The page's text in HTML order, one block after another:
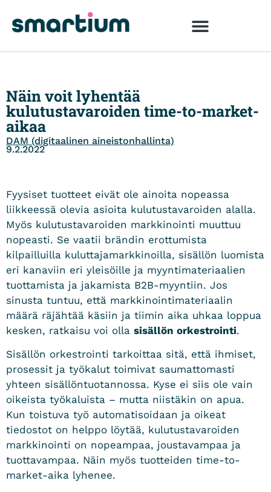
Näin voit lyhentää
kulutustavaroiden time-to-market-
aikaa
DAM (digitaalinen aineistonhallinta)
9.2.2022
Fyysiset tuotteet eivät ole ainoita nopeassa
liikkeessä olevia asioita kulutustavaroiden alalla.
Myös kulutustavaroiden markkinointi muuttuu
nopeasti. Se vaatii brändin erottumista
kilpailluilla kuluttajamarkkinoilla, sisällön luomista
eri kanaviin eri yleisöille ja myyntimateriaalien
tuottamista ja jakamista B2B-myyntiin. Jos
sinusta tuntuu, että markkinointimateriaalin
määrä räjähtää käsiin ja tiimin aika uhkaa loppua
kesken, ratkaisu voi olla sisällön orkestrointi.
Sisällön orkestrointi tarkoittaa sitä, että ihmiset,
prosessit ja työkalut toimivat saumattomasti
yhteen sisällöntuotannossa. Kyse ei siis ole vain
oikeista työkaluista – mutta niistäkin on apua.
Kun toistuva työ automatisoidaan ja oikeat
tiedostot on helppo löytää, kulutustavaroiden
markkinointi on nopeampaa, joustavampaa ja
tuottavampaa. Näin myös tuotteiden time-to-
market-aika lyhenee.